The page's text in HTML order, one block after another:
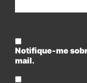
Notifique-me
mail.